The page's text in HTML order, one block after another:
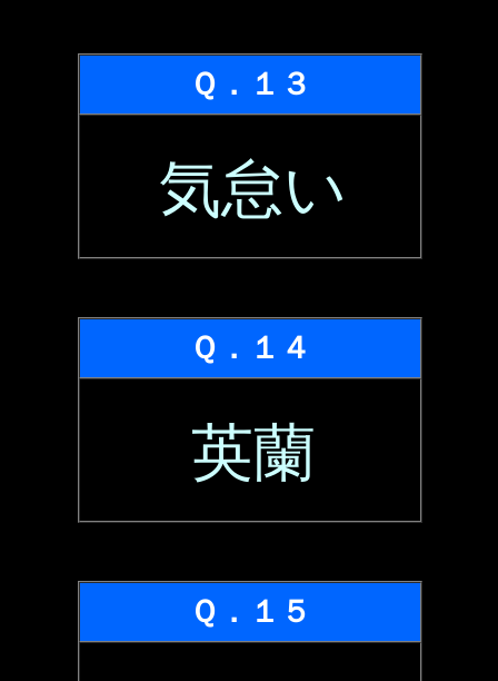
Ｑ．１３
気怠い
Ｑ．１４
英蘭
Ｑ．１５